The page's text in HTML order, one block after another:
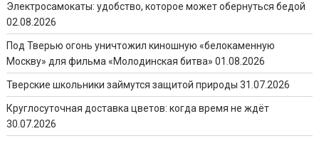
Электросамокаты: удобство, которое может обернуться бедой
02.08.2026
Под Тверью огонь уничтожил киношную «белокаменную
Москву» для фильма «Молодинская битва» 01.08.2026
Тверские школьники займутся защитой природы 31.07.2026
Круглосуточная доставка цветов: когда время не ждёт
30.07.2026